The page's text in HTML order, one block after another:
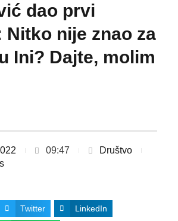
dao prvi
Nitko nije znao za
Ini? Dajte, molim
09:47
Društvo
Twitter LinkedIn